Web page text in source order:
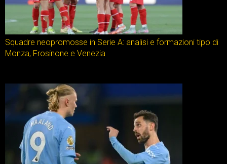
Squadre neopromosse in Serie A: analisi e formazioni tipo di
Monza, Frosinone e Venezia